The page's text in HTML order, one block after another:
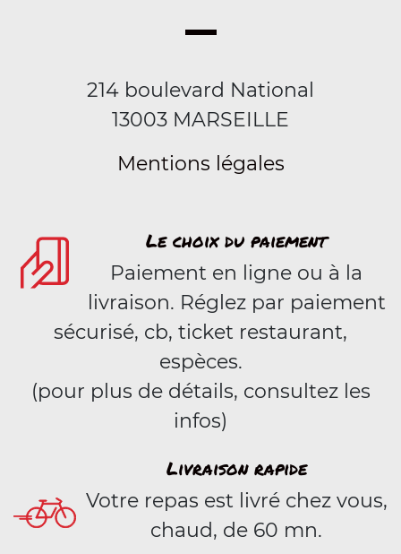
214 boulevard National
13003 MARSEILLE
Mentions légales
Le choix du paiement
Paiement en ligne ou à la
livraison. Réglez par paiement
sécurisé, cb, ticket restaurant,
espèces.
(pour plus de détails, consultez les
infos)
Livraison rapide
Votre repas est livré chez vous,
chaud, de 60 mn.